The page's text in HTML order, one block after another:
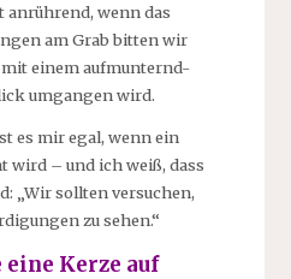
anrührend, wenn das
am Grab bitten wir
mit einem aufmunternd-
umgangen wird.
es mir egal, wenn ein
wird – und ich weiß, dass
„Wir sollten versuchen,
zu sehen.“
Kerze auf